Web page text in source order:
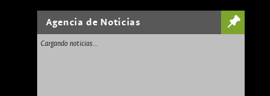
Agencia de Noticias
Cargando noticias...